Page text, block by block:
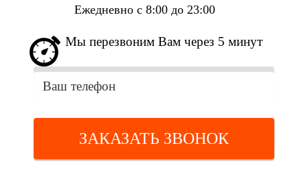
Ежедневно с 8:00 до 23:00
Мы перезвоним Вам через 5 минут
ЗАКАЗАТЬ ЗВОНОК